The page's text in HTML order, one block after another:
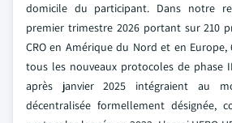
domicile du participant. Dans notre
premier trimestre 2026 portant sur 210
CRO en Amérique du Nord et en
tous les nouveaux protocoles de phase
après janvier 2025 intégraient au
décentralisée formellement désignée,